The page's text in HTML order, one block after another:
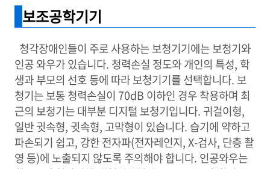
보조공학기기
청각장애인들이 주로 사용하는 보청기기에는 보청기와
인공 와우가 있습니다. 청력손실 정도와 개인의 특성, 학
생과 부모의 선호 등에 따라 보청기기를 선택합니다. 보
청기는 보통 청력손실이 70dB 이하인 경우 착용하며 최
근의 보청기는 대부분 디지털 보청기입니다. 귀걸이형,
일반 귓속형, 귓속형, 고막형이 있습니다. 습기에 약하고
파손되기 쉽고, 강한 전자파(전자레인지, X-검사, 단층 촬
영 등)에 노출되지 않도록 주의해야 합니다. 인공와우는